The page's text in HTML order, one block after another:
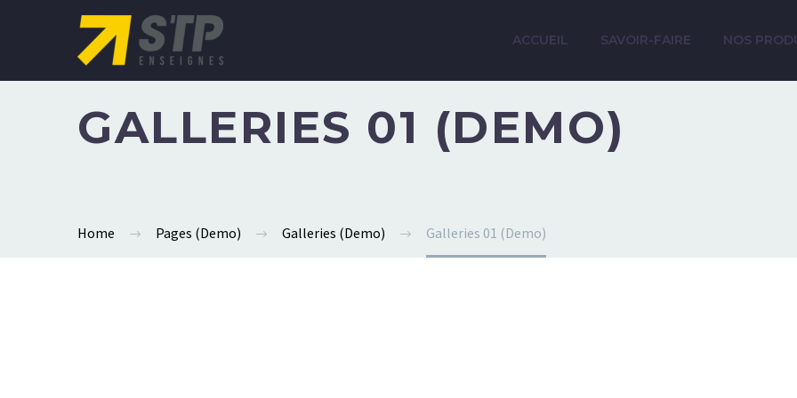
ACCUEIL SAVOIR-FAIRE NOS
GALLERIES 01 (DEMO)
Home Pages (Demo) Galleries (Demo) Galleries 01 (Demo)